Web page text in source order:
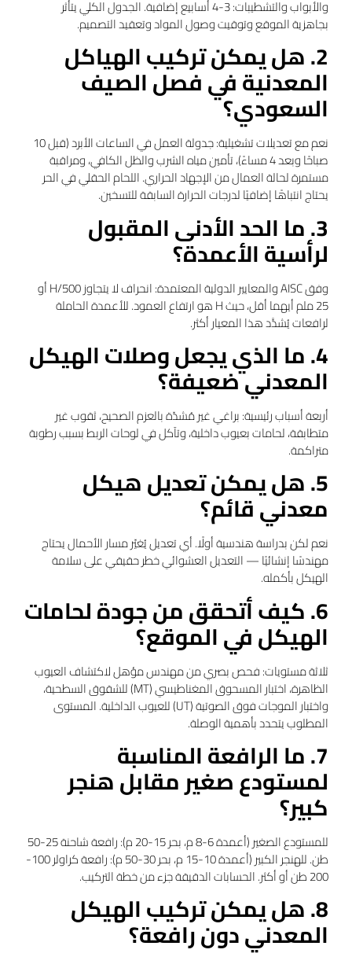
والأبواب والتشطيبات: 3-4 أسابيع إضافية. الجدول الكلي يتأثر
بجاهزية الموقع وتوقيت وصول المواد وتعقيد التصميم.
2. هل يمكن تركيب الهياكل
المعدنية في فصل الصيف
السعودي؟
نعم مع تعديلات تشغيلية: جدولة العمل في الساعات الأبرد (قبل 10
صباحًا وبعد 4 مساءً)، تأمين مياه الشرب والظل الكافي، ومراقبة
مستمرة لحالة العمال من الإجهاد الحراري. اللحام الحقلي في الحر
يحتاج انتباهًا إضافيًا لدرجات الحرارة السابقة للتسخين.
3. ما الحد الأدنى المقبول
لرأسية الأعمدة؟
وفق AISC والمعايير الدولية المعتمدة: انحراف لا يتجاوز H/500 أو
25 ملم أيهما أقل، حيث H هو ارتفاع العمود. للأعمدة الحاملة
لرافعات يُشدَّد هذا المعيار أكثر.
4. ما الذي يجعل وصلات الهيكل
المعدني ضعيفة؟
أربعة أسباب رئيسية: براغي غير مُشدّة بالعزم الصحيح، ثقوب غير
متطابقة، لحامات بعيوب داخلية، وتآكل في لوحات الربط بسبب رطوبة
متراكمة.
5. هل يمكن تعديل هيكل
معدني قائم؟
نعم لكن بدراسة هندسية أولًا. أي تعديل يُغيّر مسار الأحمال يحتاج
مهندسًا إنشائيًا — التعديل العشوائي خطر حقيقي على سلامة
الهيكل بأكمله.
6. كيف أتحقق من جودة لحامات
الهيكل في الموقع؟
ثلاثة مستويات: فحص بصري من مهندس مؤهل لاكتشاف العيوب
الظاهرة، اختبار المسحوق المغناطيسي (MT) للشقوق السطحية،
واختبار الموجات فوق الصوتية (UT) للعيوب الداخلية. المستوى
المطلوب يتحدد بأهمية الوصلة.
7. ما الرافعة المناسبة
لمستودع صغير مقابل هنجر
كبير؟
للمستودع الصغير (أعمدة 6-8 م، بحر 15-20 م): رافعة شاحنة 25-50
طن. للهنجر الكبير (أعمدة 10-15 م، بحر 30-50 م): رافعة كراولر 100-
200 طن أو أكثر. الحسابات الدقيقة جزء من خطة التركيب.
8. هل يمكن تركيب الهيكل
المعدني دون رافعة؟